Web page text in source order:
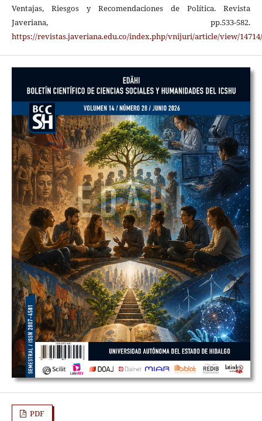
Ventajas, Riesgos y Recomendaciones de Política. Revista
Javeriana, pp.533-582.
https://revistas.javeriana.edu.co/index.php/vnijuri/article/view/
PDF